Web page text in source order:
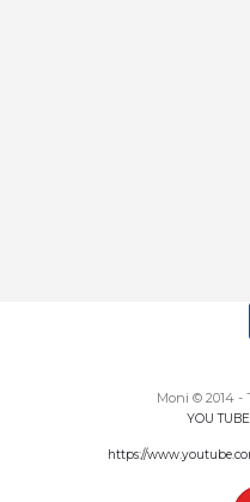
Moni © 2014 -
YOU
https://